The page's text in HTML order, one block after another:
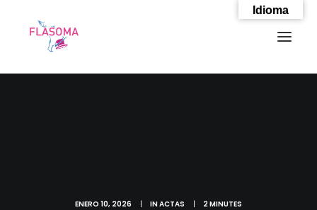
ENERO 10, 2026 | INACTAS | 2 MINUTES
Idioma